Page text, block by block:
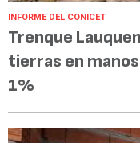
INFORME DEL CONICET
Trenque
tierras en
1%